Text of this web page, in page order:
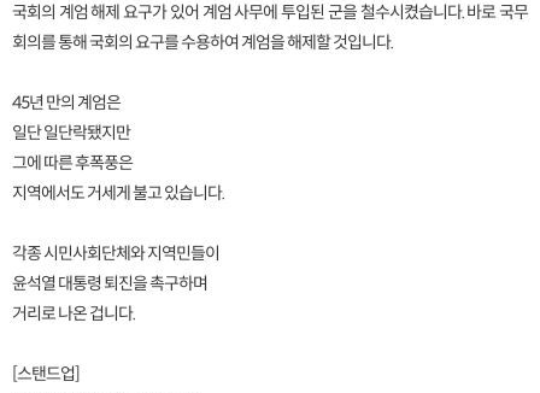
국회의 계엄 해제 요구가 있어 계엄 사무에 투입된 군을 철수시켰습니다. 바로 국무
회의를 통해 국회의 요구를 수용하여 계엄을 해제할 것입니다.
45년 만의 계엄은
일단 일단락됐지만
그에 따른 후폭풍은
지역에서도 거세게 불고 있습니다.
각종 시민사회단체와 지역민들이
윤석열 대통령 퇴진을 촉구하며
거리로 나온 겁니다.
[스탠드업]